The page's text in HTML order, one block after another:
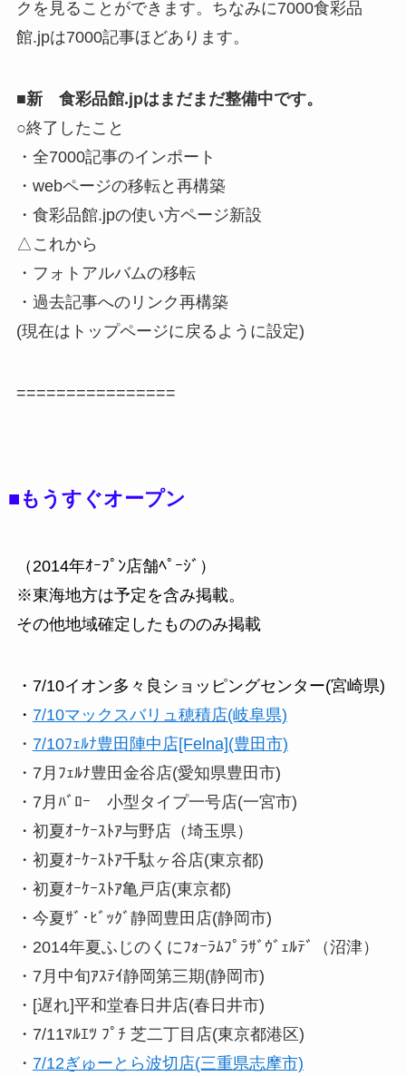
クを見ることができます。ちなみに7000食彩品
館.jpは7000記事ほどあります。
■新 食彩品館.jpはまだまだ整備中です。
○終了したこと
・全7000記事のインポート
・webページの移転と再構築
・食彩品館.jpの使い方ページ新設
△これから
・フォトアルバムの移転
・過去記事へのリンク再構築
(現在はトップページに戻るように設定)
================
■もうすぐオープン
（2014年ｵｰﾌﾟﾝ店舗ﾍﾟｰｼﾞ）
※東海地方は予定を含み掲載。
その他地域確定したもののみ掲載
・7/10イオン多々良ショッピングセンター(宮崎県)
・ 7/10マックスバリュ穂積店(岐阜県)
・ 7/10ﾌｪﾙﾅ豊田陣中店[Felna](豊田市)
・7月ﾌｪﾙﾅ豊田金谷店(愛知県豊田市)
・7月ﾊﾞﾛｰ 小型タイプ一号店(一宮市)
・初夏ｵｰｹｰｽﾄｱ与野店（埼玉県）
・初夏ｵｰｹｰｽﾄｱ千駄ヶ谷店(東京都)
・初夏ｵｰｹｰｽﾄｱ亀戸店(東京都)
・今夏ｻﾞ･ﾋﾞｯｸﾞ静岡豊田店(静岡市)
・2014年夏ふじのくにﾌｫｰﾗﾑﾌﾟﾗｻﾞｳﾞｪﾙﾃﾞ（沼津）
・7月中旬ｱｽﾃｲ静岡第三期(静岡市)
・[遅れ]平和堂春日井店(春日井市)
・7/11ﾏﾙｴﾂ ﾌﾟﾁ 芝二丁目店(東京都港区)
・ 7/12ぎゅーとら波切店(三重県志摩市)